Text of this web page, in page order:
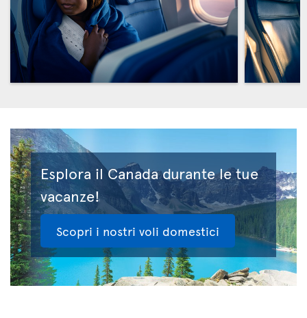
Esplora il Canada durante le tue
vacanze!
Scopri i nostri voli domestici